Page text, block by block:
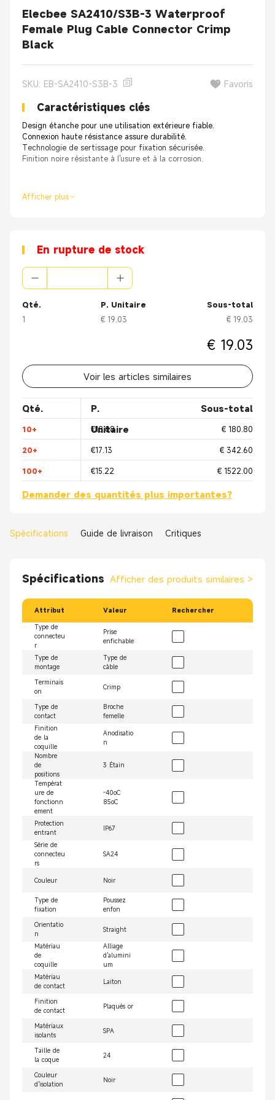
Elecbee SA2410/S3B-3 Waterproof
Female Plug Cable Connector Crimp
Black
SKU: EB-SA2410-S3B-3 Favoris
Caractéristiques clés
Design étanche pour une utilisation extérieure fiable.
Connexion haute résistance assure durabilité.
Technologie de sertissage pour fixation sécurisée.
Finition noire résistante à l'usure et à la corrosion.
Afficher plus
En rupture de stock
Qté.
1
P. Unitaire
€ 19.03
Sous-total
€ 19.03
€ 19.03
Voir les articles similaires
Qté.
P.
Unitaire
Sous-total
10+ €18.08 € 180.80
20+ €17.13 € 342.60
100+ €15.22 € 1522.00
Demander des quantités plus importantes?
Spécifications Guide de livraison Critiques
Spécifications Afficher des produits similaires >
Attribut Valeur Rechercher
Type de
connecteu
r
Prise
enfichable
Type de
montage
Type de
câble
Terminais
on
Crimp
Type de
contact
Broche
femelle
Finition
de la
coquille
Anodisatio
n
Nombre
de
positions
3 Étain
Températ
ure de
fonctionn
ement
-40oC
85oC
Protection
entrant
IP67
Série de
connecteu
rs
SA24
Couleur Noir
Type de
fixation
Poussez
enfon
Orientatio
n
Straight
Matériau
de
coquille
Alliage
d'alumini
um
Matériau
de contact
Laiton
Finition
de contact
Plaqués or
Matériaux
isolants
SPA
Taille de
la coque
24
Couleur
d'isolation
Noir